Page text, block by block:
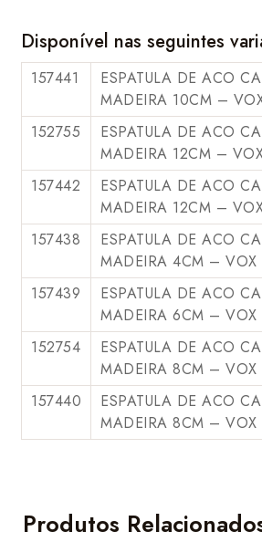
Disponível nas seguintes
157441
ESPATULA DE ACO
MADEIRA 10CM –
152755
ESPATULA DE ACO
MADEIRA 12CM –
157442
ESPATULA DE ACO
MADEIRA 12CM –
157438
ESPATULA DE ACO
MADEIRA 4CM – VOX
157439
ESPATULA DE ACO
MADEIRA 6CM – VOX
152754
ESPATULA DE ACO
MADEIRA 8CM – VOX
157440
ESPATULA DE ACO
MADEIRA 8CM – VOX
Produtos